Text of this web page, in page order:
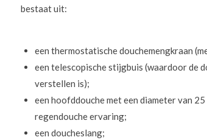
bestaat uit:
een thermostatische douchemengkraan
een telescopische stijgbuis (waardoor de
verstellen is);
een hoofddouche met een diameter van
regendouche ervaring;
een doucheslang;